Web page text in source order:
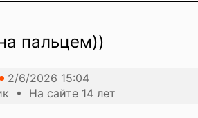
пальцем))
• На сайте 14 лет